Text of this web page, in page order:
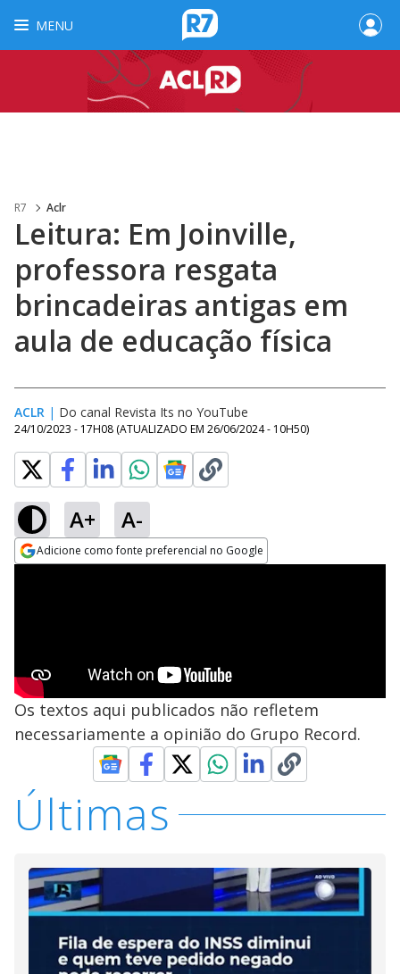
MENU
R7 Aclr
Leitura: Em Joinville,
professora resgata
brincadeiras antigas em
aula de educação física
ACLR | Do canal Revista Its no YouTube
24/10/2023 - 17H08 (ATUALIZADO EM 26/06/2024 - 10H50)
A+ A-
Adicione como fonte preferencial no Google
Os textos aqui publicados não refletem
necessariamente a opinião do Grupo Record.
Últimas